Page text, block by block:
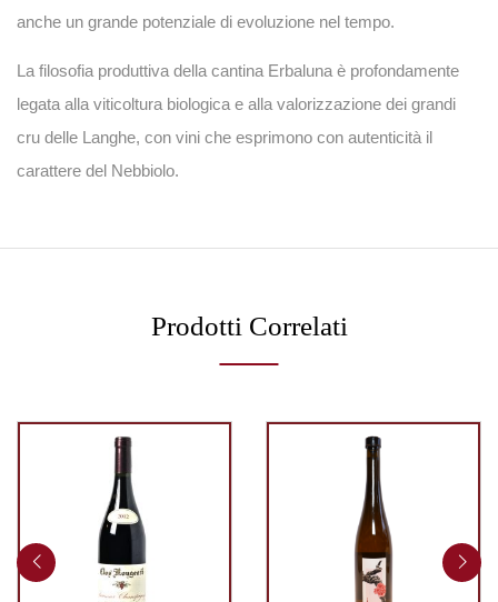
anche un grande potenziale di evoluzione nel tempo.
La filosofia produttiva della cantina Erbaluna è profondamente
legata alla viticoltura biologica e alla valorizzazione dei grandi
cru delle Langhe, con vini che esprimono con autenticità il
carattere del Nebbiolo.
Prodotti Correlati